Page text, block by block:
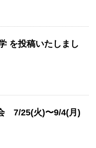
を投稿いたしまし
7/25(火)〜9/4(月)